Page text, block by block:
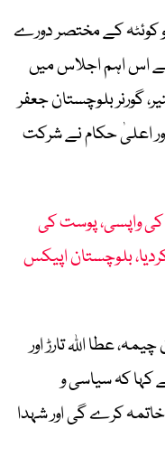
کوئٹہ کے مختصر دورے
اس اہم اجلاس میں
گورنر بلوچستان جعفر
اعلیٰ حکام نے شرکت
کی واپسی، پوست کی
بلوچستان اپیکس
عطا اللہ تارڑ اور
کہا کہ سیاسی و
کرے گی اور شہدا